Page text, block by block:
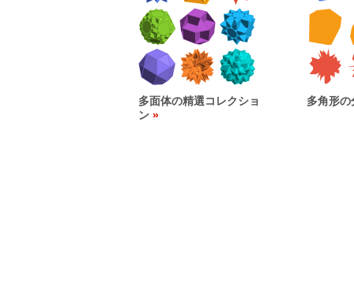
多面体の精選コレクショ
ン
多角形の